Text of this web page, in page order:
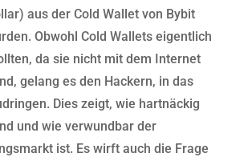
aus der Cold Wallet von Bybit
Obwohl Cold Wallets eigentlich
da sie nicht mit dem Internet
gelang es den Hackern, in das
Dies zeigt, wie hartnäckig
und wie verwundbar der
ist. Es wirft auch die Frage